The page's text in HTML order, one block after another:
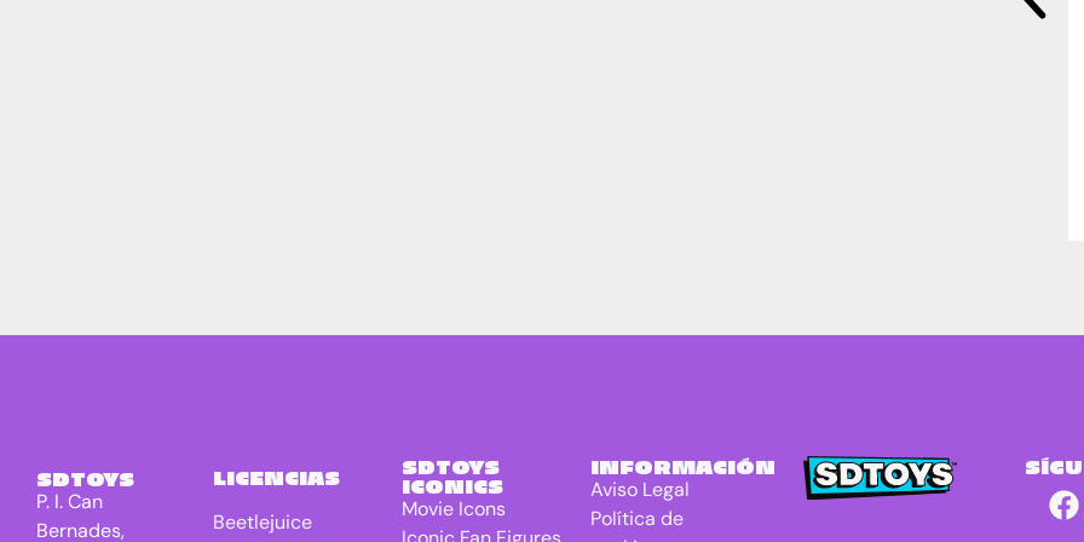
SDTOYS
P. I. Can
Bernades,
LICENCIAS
Beetlejuice
SDTOYS
ICONICS
Movie Icons
INFORMACIÓN
Aviso Legal
Política de